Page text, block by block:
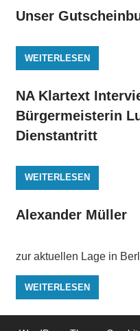
Unser
WEITERLESEN
NA Klartext
Bürgermeisterin
Dienstantritt
WEITERLESEN
Alexander Müller
zur aktuellen Lage in
WEITERLESEN